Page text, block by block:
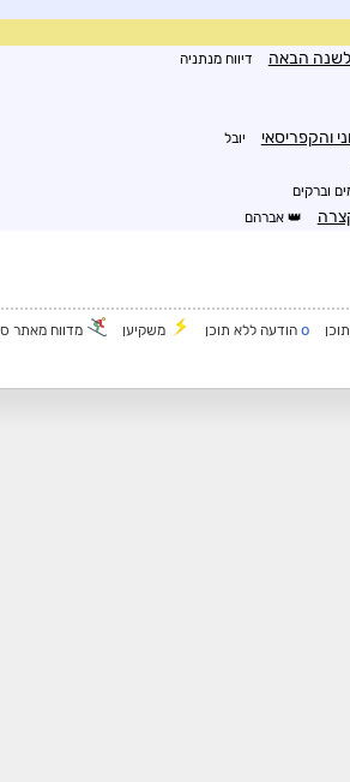
לשנה הבאה דיווח מנתניה
והקפריסאי יובל
וברקים
אברהם
o הודעה ללא תוכן משקיען מדווח מאתר